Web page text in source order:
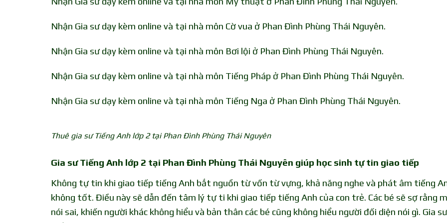
Nhận Gia sư dạy kèm online và tại nhà môn Cờ vua ở Phan Đình Phùng Thái Nguyên.
Nhận Gia sư dạy kèm online và tại nhà môn Bơi lội ở Phan Đình Phùng Thái Nguyên.
Nhận Gia sư dạy kèm online và tại nhà môn Tiếng Pháp ở Phan Đình Phùng Thái Nguyên.
Nhận Gia sư dạy kèm online và tại nhà môn Tiếng Nga ở Phan Đình Phùng Thái Nguyên.
Thuê gia sư Tiếng Anh lớp 2 tại Phan Đình Phùng Thái Nguyên
Gia sư Tiếng Anh lớp 2 tại Phan Đình Phùng Thái Nguyên giúp học sinh tự tin giao tiếp
Không tự tin khi giao tiếp tiếng Anh bắt nguồn từ vốn từ vựng, khả năng nghe và phát âm tiếng
không tốt. Điều này sẽ dẫn đến tâm lý tự ti khi giao tiếp tiếng Anh của con trẻ. Các bé sẽ sợ rằng
nói sai, khiến người khác không hiểu và bản thân các bé cũng không hiểu người đối diện nói gì. Gia sư